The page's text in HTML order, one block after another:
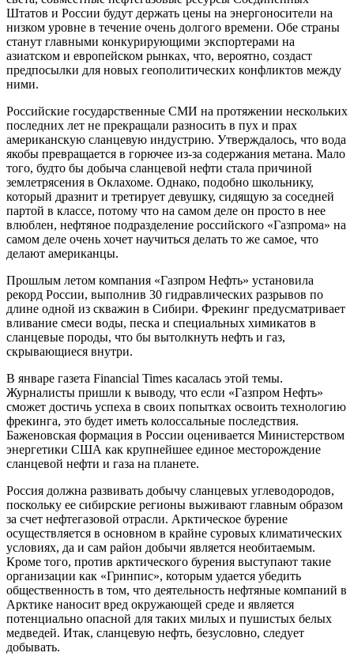
Штатов и России будут держать цены на энергоносители на
низком уровне в течение очень долгого времени. Обе страны
станут главными конкурирующими экспортерами на
азиатском и европейском рынках, что, вероятно, создаст
предпосылки для новых геополитических конфликтов между
ними.
Российские государственные СМИ на протяжении нескольких
последних лет не прекращали разносить в пух и прах
американскую сланцевую индустрию. Утверждалось, что вода
якобы превращается в горючее из-за содержания метана. Мало
того, будто бы добыча сланцевой нефти стала причиной
землетрясения в Оклахоме. Однако, подобно школьнику,
который дразнит и третирует девушку, сидящую за соседней
партой в классе, потому что на самом деле он просто в нее
влюблен, нефтяное подразделение российского «Газпрома» на
самом деле очень хочет научиться делать то же самое, что
делают американцы.
Прошлым летом компания «Газпром Нефть» установила
рекорд России, выполнив 30 гидравлических разрывов по
длине одной из скважин в Сибири. Фрекинг предусматривает
вливание смеси воды, песка и специальных химикатов в
сланцевые породы, что бы вытолкнуть нефть и газ,
скрывающиеся внутри.
В январе газета Financial Times касалась этой темы.
Журналисты пришли к выводу, что если «Газпром Нефть»
сможет достичь успеха в своих попытках освоить технологию
фрекинга, это будет иметь колоссальные последствия.
Баженовская формация в России оценивается Министерством
энергетики США как крупнейшее единое месторождение
сланцевой нефти и газа на планете.
Россия должна развивать добычу сланцевых углеводородов,
поскольку ее сибирские регионы выживают главным образом
за счет нефтегазовой отрасли. Арктическое бурение
осуществляется в основном в крайне суровых климатических
условиях, да и сам район добычи является необитаемым.
Кроме того, против арктического бурения выступают такие
организации как «Гринпис», которым удается убедить
общественность в том, что деятельность нефтяные компаний в
Арктике наносит вред окружающей среде и является
потенциально опасной для таких милых и пушистых белых
медведей. Итак, сланцевую нефть, безусловно, следует
добывать.